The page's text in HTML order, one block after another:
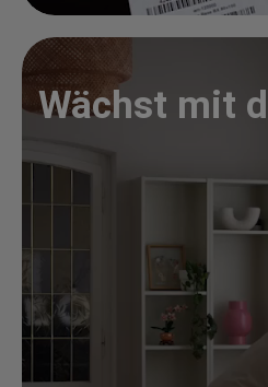
Wächst mit